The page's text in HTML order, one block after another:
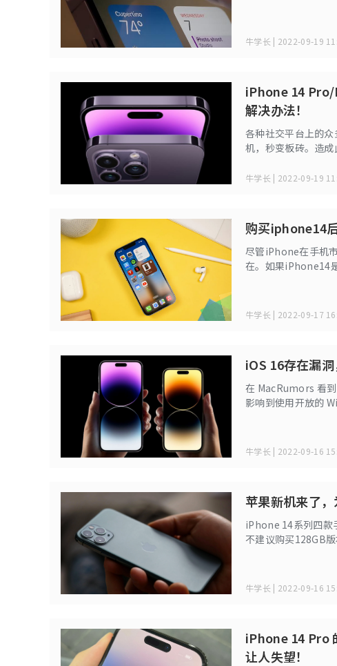
牛学长 | 2022-09-19
iPhone 14 Pro/
解决办法！
各种社交平台上的
机，秒变板砖。造成
牛学长 | 2022-09-19
购买iphone14
尽管iPhone在手机
在。如果iPhone14
牛学长 | 2022-09-17
iOS 16存在漏
在 MacRumors 看
影响到使用开放的
牛学长 | 2022-09-16
苹果新机来了
iPhone 14系列四款
不建议购买128GB
牛学长 | 2022-09-16
iPhone 14 Pro
让人失望！